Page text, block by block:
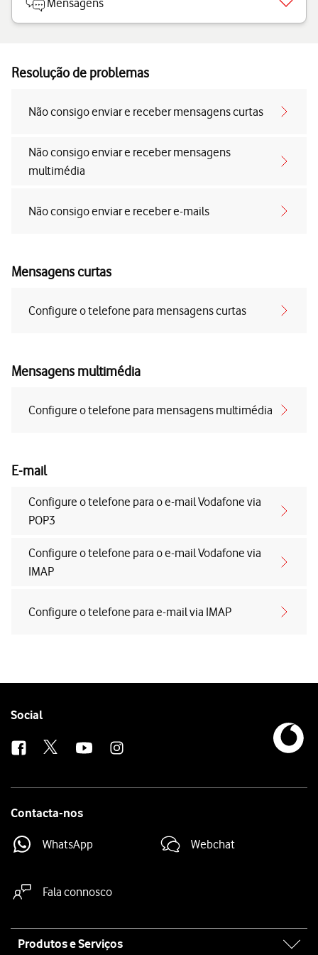
Mensagens
Resolução de problemas
Não consigo enviar e receber mensagens curtas
Não consigo enviar e receber mensagens
multimédia
Não consigo enviar e receber e-mails
Mensagens curtas
Configure o telefone para mensagens curtas
Mensagens multimédia
Configure o telefone para mensagens multimédia
E-mail
Configure o telefone para o e-mail Vodafone via
POP3
Configure o telefone para o e-mail Vodafone via
IMAP
Configure o telefone para e-mail via IMAP
Follow
Social
Contacta-nos
WhatsApp Webchat
Fala connosco
map
Produtos e Serviços